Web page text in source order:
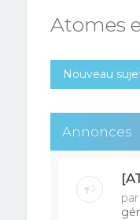
Atomes
Nouveau
Annonces
par